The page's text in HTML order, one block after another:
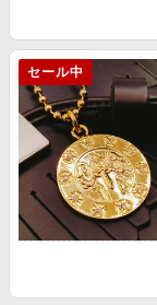
セール中